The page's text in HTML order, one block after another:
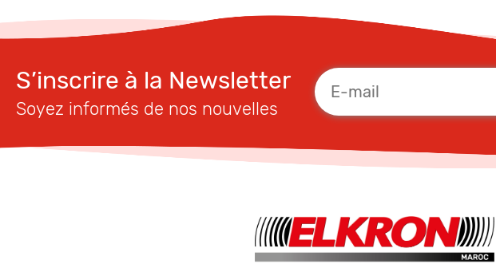
S’inscrire à la Newsletter
Soyez informés de nos nouvelles